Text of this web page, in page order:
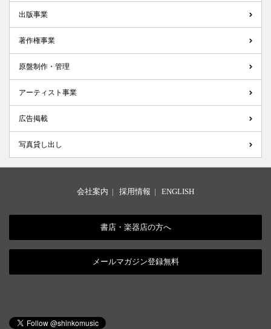
出版事業
著作権事業
原盤制作・管理
アーティスト事業
広告掲載
写真貸し出し
会社案内 | 採用情報 | ENGLISH
書店・楽器店の方へ
メールマガジン登録無料